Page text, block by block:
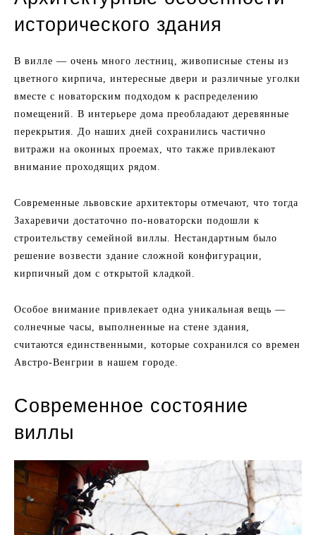
исторического здания
В вилле — очень много лестниц, живописные стены из
цветного кирпича, интересные двери и различные уголки
вместе с новаторским подходом к распределению
помещений. В интерьере дома преобладают деревянные
перекрытия. До наших дней сохранились частично
витражи на оконных проемах, что также привлекают
внимание проходящих рядом.
Современные львовские архитекторы отмечают, что тогда
Захаревичи достаточно по-новаторски подошли к
строительству семейной виллы. Нестандартным было
решение возвести здание сложной конфигурации,
кирпичный дом с открытой кладкой.
Особое внимание привлекает одна уникальная вещь —
солнечные часы, выполненные на стене здания,
считаются единственными, которые сохранился со времен
Австро-Венгрии в нашем городе.
Современное состояние
виллы